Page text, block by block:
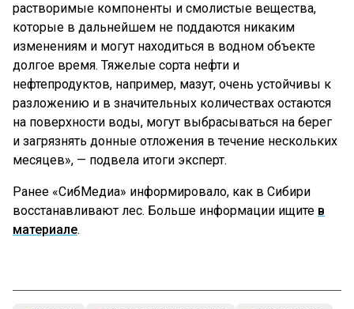
растворимые компоненты и смолистые вещества,
которые в дальнейшем не поддаются никаким
изменениям и могут находиться в водном объекте
долгое время. Тяжелые сорта нефти и
нефтепродуктов, например, мазут, очень устойчивы к
разложению и в значительных количествах остаются
на поверхности воды, могут выбрасываться на берег
и загрязнять донные отложения в течение нескольких
месяцев», — подвела итоги эксперт.
Ранее «СибМедиа» информировало, как в Сибири
восстанавливают лес. Больше информации ищите в
материале.